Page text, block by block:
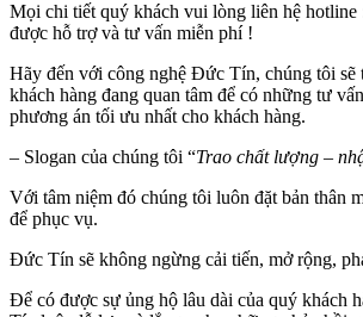
Mọi chi tiết quý khách vui lòng liên hệ hotline
được hỗ trợ và tư vấn miễn phí !
Hãy đến với công nghệ Đức Tín, chúng tôi sẽ
khách hàng đang quan tâm để có những tư
phương án tối ưu nhất cho khách hàng.
– Slogan của chúng tôi “Trao chất lượng –
Với tâm niệm đó chúng tôi luôn đặt bản thân
để phục vụ.
Đức Tín sẽ không ngừng cải tiến, mở rộng,
Để có được sự ủng hộ lâu dài của quý khách